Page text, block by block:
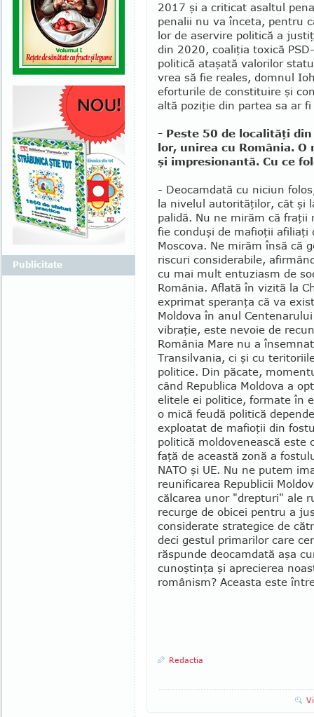
2017 şi a criticat asaltul
penalii nu va înceta, pentru
lor de aservire politică a
din 2020, coaliţia toxică
politică ata­şată valorilor
vrea să fie reales, domnul
eforturile de constituire şi
altă poziţie din partea sa ar
- Peste 50 de localităţi
lor, unirea cu România.
şi impresionantă. Cu ce
- Deocamdată cu niciun
la nivelul autorităţilor, cât şi
palidă. Nu ne mirăm că fraţii
fie conduşi de mafio­ţii afiliaţi
Moscova. Ne mirăm însă că
riscuri considerabile,
cu mai mult entuziasm de
România. Aflată în vizită la
exprimat speranţa că va
Moldova în anul
vibraţie, este ne­voie de
Ro­mânia Mare nu a
Transilvania, ci şi cu
politice. Din păcate,
când Republica Moldova a
elitele ei politice, for­ma­te în
o mică fe­udă politică
exploatat de mafioţii din
politică moldovenească este
faţă de această zonă a
NATO şi UE. Nu ne putem
reunifi­carea Republicii
călcarea unor "drepturi" ale
recurge de obicei pentru a
considerate strategice de
deci gestul prima­rilor care
răs­pun­­de deo­camdată aşa
cunoştinţa şi aprecierea
românism? Aceasta este
Redactia
Publicitate